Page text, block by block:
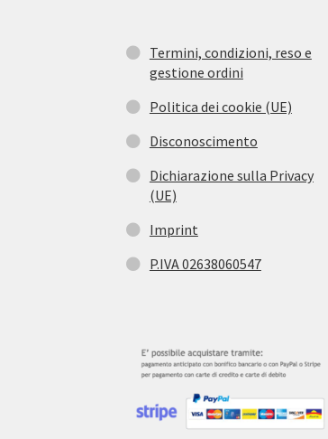
prodotto
Termini, condizioni, reso e
gestione ordini
Politica dei cookie (UE)
Disconoscimento
Dichiarazione sulla Privacy
(UE)
Imprint
P.IVA 02638060547